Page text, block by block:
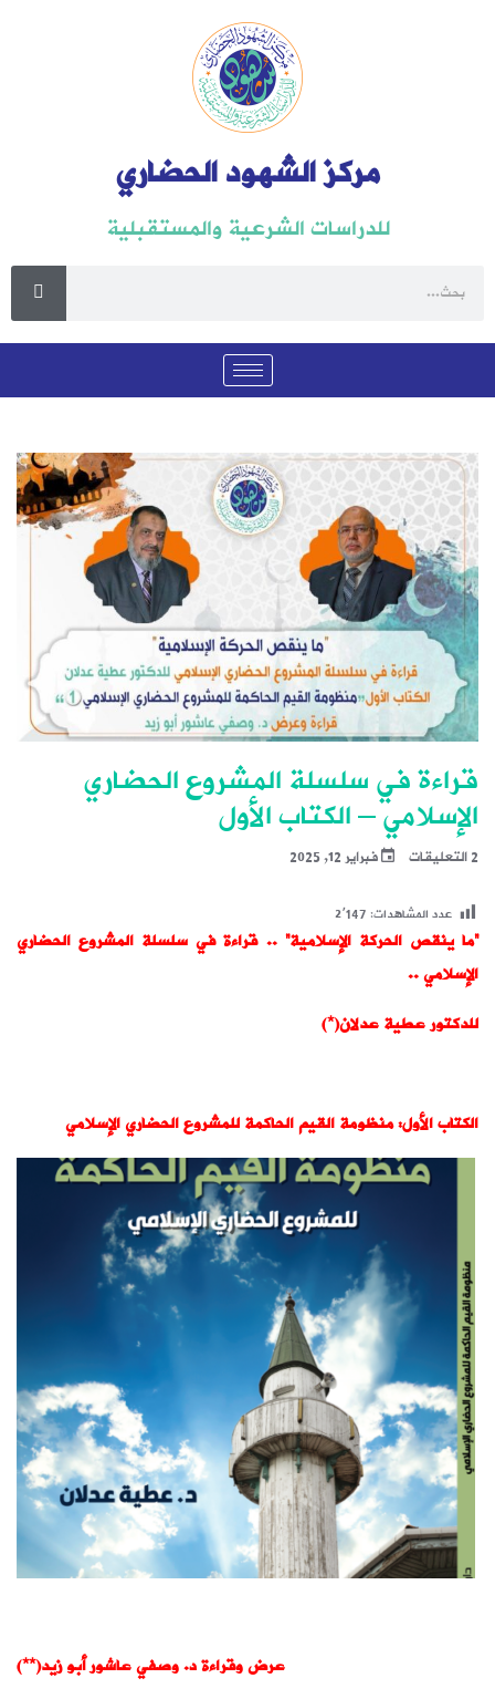
مركز الشهود الحضاري
للدراسات الشرعية والمستقبلية
قراءة في سلسلة المشروع الحضاري
الإسلامي – الكتاب الأول
2 التعليقات فبراير 12, 2025
عدد المشاهدات:2٬147
“ما ينقص الحركة الإسلامية” ..قراءة في سلسلة المشروع الحضاري
الإسلامي ..
للدكتور عطية عدلان(*)
الكتاب الأول: منظومة القيم الحاكمة للمشروع الحضاري الإسلامي
عرض وقراءة د. وصفي عاشور أبو زيد(**)